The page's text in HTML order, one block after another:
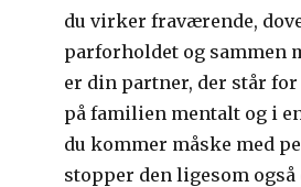
du virker fraværende,
parforholdet og sammen
er din partner, der står
på familien mentalt og i
du kommer måske med
stopper den ligesom også